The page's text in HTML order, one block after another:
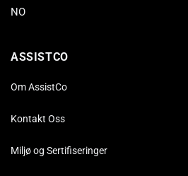
NO
ASSISTCO
Om AssistCo
Kontakt Oss
Miljø og Sertifiseringer